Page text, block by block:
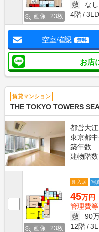
画像 : 23枚
敷
なし
4階
空室確認 無料
お店
賃貸マンション
THE TOKYO TOWERS
都営大
東京都
築年数
建物階数
画像 : 23枚
即入居 写
45万円
管理費
敷
90
12階